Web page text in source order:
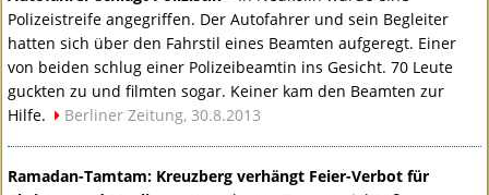
Polizeistreife angegriffen. Der Autofahrer und sein Begleiter
hatten sich über den Fahrstil eines Beamten aufgeregt. Einer
von beiden schlug einer Polizeibeamtin ins Gesicht. 70 Leute
guckten zu und filmten sogar. Keiner kam den Beamten zur
Hilfe.
Berliner Zeitung, 30.8.2013
Ramadan-Tamtam: Kreuzberg verhängt Feier-Verbot für